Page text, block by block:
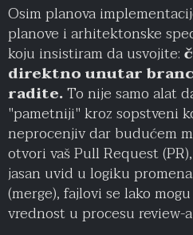
Osim planova
planove i arhitektonske
koju insistiram da usvojite:
direktno unutar
radite.To nije samo alat
"pametniji" kroz sopstveni
neprocenjiv dar budućem
otvori vaš Pull Request
jasan uvid u logiku
(merge), fajlovi se lako
vrednost u procesu review-